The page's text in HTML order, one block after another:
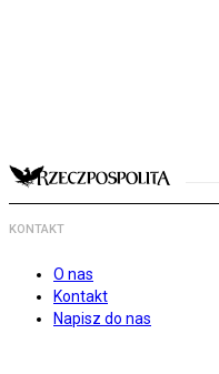
KONTAKT
O nas
Kontakt
Napisz do nas